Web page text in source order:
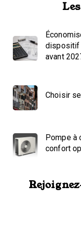
dispositif
avant
Choisir
Pompe à
confort